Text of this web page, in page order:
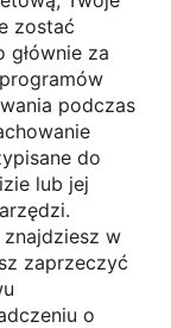
zostać
za
podczas
do
lub jej
znajdziesz w
zaprzeczyć
o